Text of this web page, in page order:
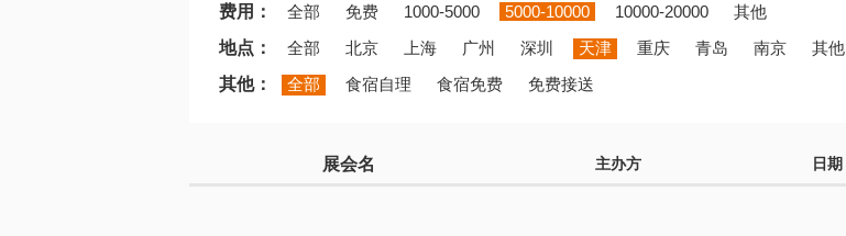
费用：
全部 免费 1000-5000 5000-10000 10000-20000
其他
地点：
全部 北京 上海 广州 深圳 天津 重庆 青岛 南京
其他
其他：
全部 食宿自理 食宿免费 免费接送
展会名 主办方 日期